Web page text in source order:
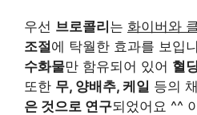
우선 브로콜리는 화이버와
조절에 탁월한 효과를 보입
수화물만 함유되어 있어 혈
또한 무, 양배추, 케일 등의
은 것으로 연구되었어요 ^^